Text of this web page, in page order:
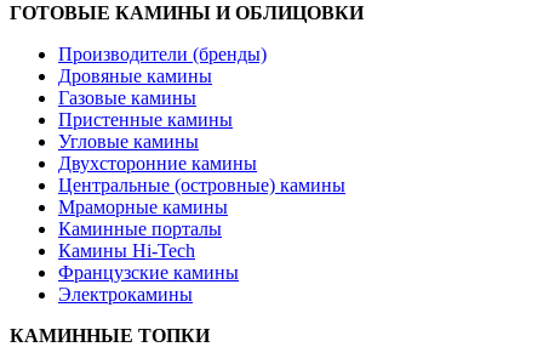
ГОТОВЫЕ КАМИНЫ И ОБЛИЦОВКИ
Производители (бренды)
Дровяные камины
Газовые камины
Пристенные камины
Угловые камины
Двухсторонние камины
Центральные (островные) камины
Мраморные камины
Каминные порталы
Камины Hi-Tech
Французские камины
Электрокамины
КАМИННЫЕ ТОПКИ